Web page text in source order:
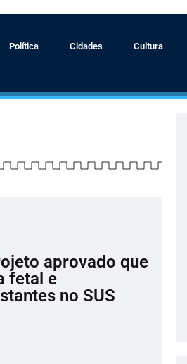
Política Cidades Cultura
aprovado que
fetal e
no SUS